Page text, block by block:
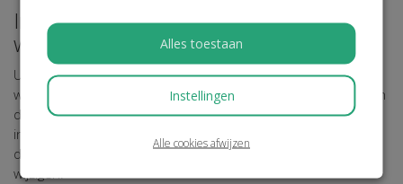
In- & uitschakelen van cookies op deze
website
U kunt zelf eenvoudig het toestaan van cookies op deze
website aan of uitschakelen via de zgn. 'cookiebar' onderaan
de website. Heeft u dit al gedaan en wilt u uw cookie
instellingen wijzigen? Klik dan
deze pagina om uw cookie-instellingen voor deze website te
wijzigen.
Alles toestaan
Instellingen
Alle cookies afwijzen